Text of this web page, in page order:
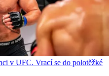
v UFC. Vrací se do polotěžké